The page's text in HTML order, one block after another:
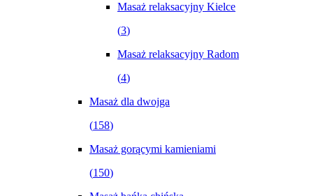
Masaż relaksacyjny Kielce
(3)
Masaż relaksacyjny Radom
(4)
Masaż dla dwojga
(158)
Masaż gorącymi kamieniami
(150)